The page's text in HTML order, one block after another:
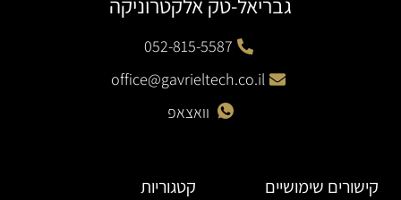
052-815-5587
office@gavrieltech.co.il
וואצאפ
קישורים שימושיים קטגוריות